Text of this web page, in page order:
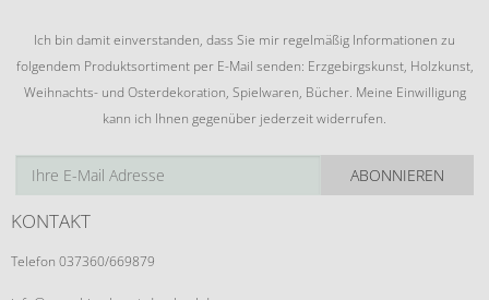
Ich bin damit einverstanden, dass Sie mir regelmäßig Informationen zu
folgendem Produktsortiment per E-Mail senden: Erzgebirgskunst, Holzkunst,
Weihnachts- und Osterdekoration, Spielwaren, Bücher. Meine Einwilligung
kann ich Ihnen gegenüber jederzeit widerrufen.
ABONNIEREN
KONTAKT
Telefon 037360/669879